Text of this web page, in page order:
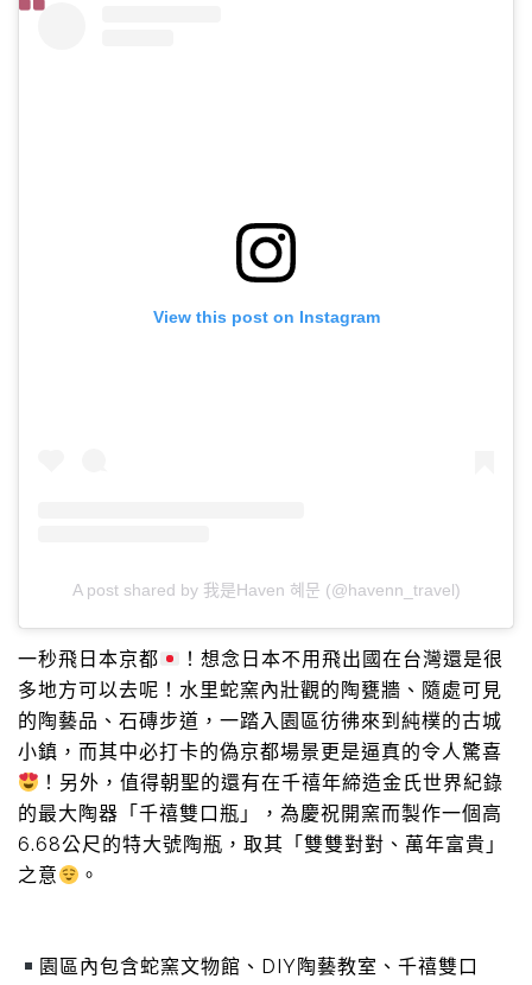
View this post on Instagram
A post shared by 我是Haven 혜문 (@havenn_travel)
一秒飛日本京都
！想念日本不用飛出國在台灣還是很
多地方可以去呢！水里蛇窯內壯觀的陶甕牆、隨處可見
的陶藝品、石磚步道，一踏入園區彷彿來到純樸的古城
小鎮，而其中必打卡的偽京都場景更是逼真的令人驚喜
！另外，值得朝聖的還有在千禧年締造金氏世界紀錄
的最大陶器「千禧雙口瓶」，為慶祝開窯而製作一個高
6.68公尺的特大號陶瓶，取其「雙雙對對、萬年富貴」
之意
。
園區內包含蛇窯文物館、DIY陶藝教室、千禧雙口